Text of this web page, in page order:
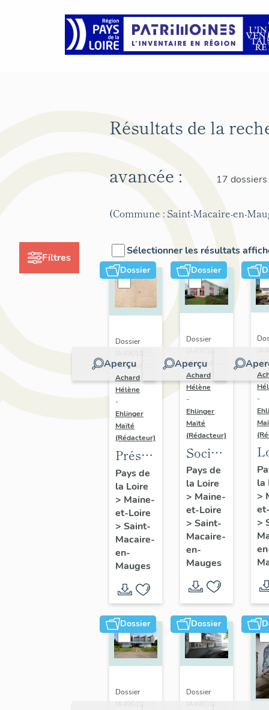
Filtres
Résultats de la
avancée :
17 dossiers
(Commune : Saint-Macaire-en-
Sélectionner les résultats
Dossier
Aperçu
Dossier
| Réalisé par
Achard
Hélène
-
Ehlinger
Maïté
(Rédacteur)
Présentation
du
patrimoine
industriel
de la
commune
de
Saint-
Macaire-
en-
Mauges
Pays de
la Loire
> Maine-
et-Loire
> Saint-
Macaire-
en-
Mauges
Dossier
Aperçu
Dossier
IA49010604
| Réalisé par
Achard
Hélène
-
Ehlinger
Maïté
(Rédacteur)
Société
BTP
Chupin-
Vigneron,
94 rue
Choletaise,
Saint-
Macaire-
en-
Mauges
Pays de
la Loire
> Maine-
et-Loire
> Saint-
Macaire-
en-
Mauges
|
-
la
>
>
Dossier
Dossier
IA49010608
Dossier
Dossier
IA49010600